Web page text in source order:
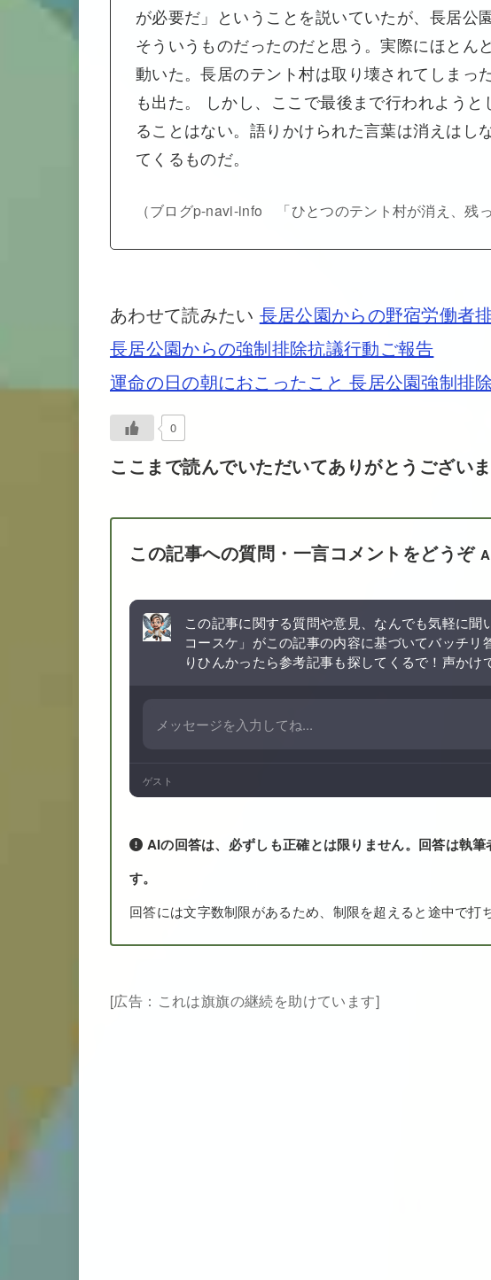
が必要だ」ということを説いていたが、長居公
そういうものだったのだと思う。実際にほとん
動いた。長居のテント村は取り壊されてしまっ
も出た。 しかし、ここで最後まで行われようと
ることはない。語りかけられた言葉は消えはし
てくるものだ。
（ブログp-navi-info 「ひとつのテント村が消え、残
あわせて読みたい 長居公園からの野宿労働者
長居公園からの強制排除抗議行動ご報告
運命の日の朝におこったこと 長居公園強制排除
0
ここまで読んでいただいてありがとうございま
この記事への質問・一言コメントをどうぞ
この記事に関する質問や意見、なんでも気軽に聞
コースケ」がこの記事の内容に基づいてバッチリ
りひんかったら参考記事も探してくるで！声かけ
ゲスト
AIの回答は、必ずしも正確とは限りません。回答は執
す。
回答には文字数制限があるため、制限を超えると途中で打
[広告：これは旗旗の継続を助けています]